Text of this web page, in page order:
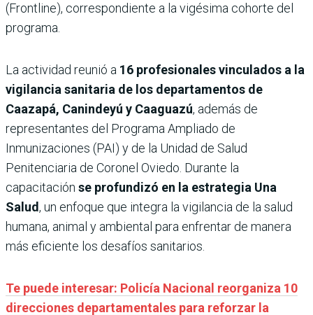
(Frontline), correspondiente a la vigésima cohorte del
programa.
La actividad reunió a 16 profesionales vinculados a la
vigilancia sanitaria de los departamentos de
Caazapá, Canindeyú y Caaguazú, además de
representantes del Programa Ampliado de
Inmunizaciones (PAI) y de la Unidad de Salud
Penitenciaria de Coronel Oviedo. Durante la
capacitación se profundizó en la estrategia Una
Salud, un enfoque que integra la vigilancia de la salud
humana, animal y ambiental para enfrentar de manera
más eficiente los desafíos sanitarios.
Te puede interesar: Policía Nacional reorganiza 10
direcciones departamentales para reforzar la